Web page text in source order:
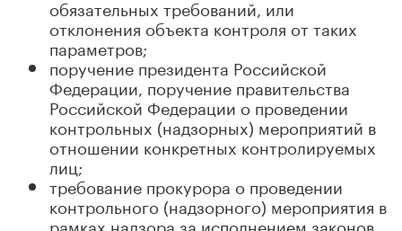
обязательных требований, или
отклонения объекта контроля от таких
параметров;
поручение президента Российской
Федерации, поручение правительства
Российской Федерации о проведении
контрольных (надзорных) мероприятий в
отношении конкретных контролируемых
лиц;
требование прокурора о проведении
контрольного (надзорного) мероприятия в
рамках надзора за исполнением законов,